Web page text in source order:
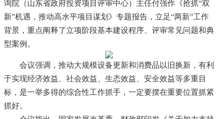
询院（山东省政府投资项目评审中心）主任付强作《抢抓“双
新”机遇，推动高水平项目谋划》专题报告，立足“两新”工作
背景，重点阐释了立项阶段基本建设程序、评审常见问题和典
型案例。
会议强调，推动大规模设备更新和消费品以旧换新，有利
于实现经济效益、社会效益、生态效益、安全效益等多重目
标，是一举多得的综合性工作抓手，一定要摆在重要位置抓紧
抓好。